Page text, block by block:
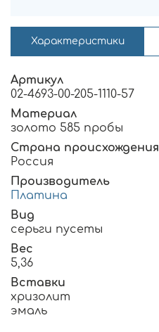
Характеристики
Артикул
02-4693-00-205-1110-57
Материал
золото 585 пробы
Страна происхождения
Россия
Производитель
Платина
Вид
серьги пусеты
Вес
5,36
Вставки
хризолит
эмаль